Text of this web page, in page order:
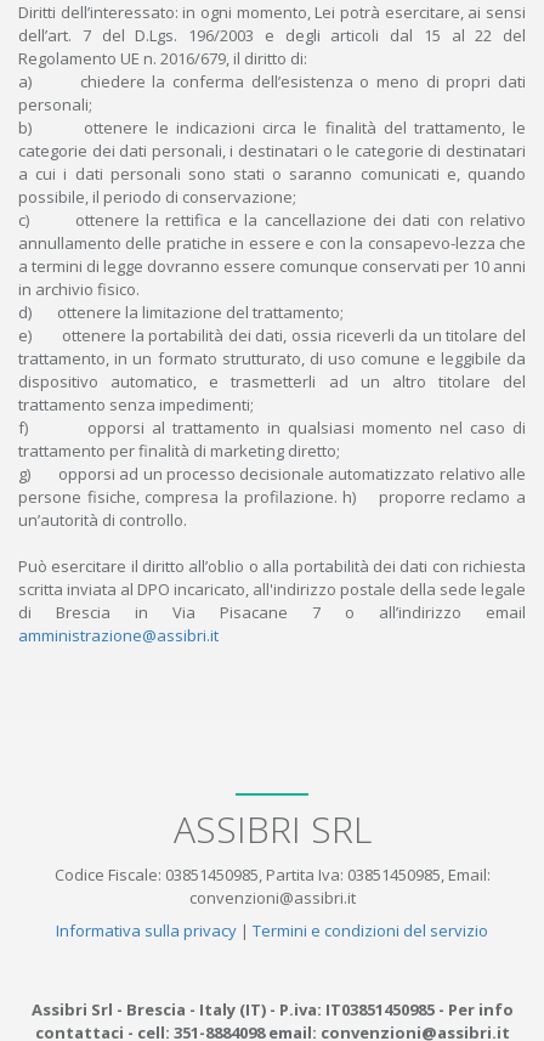
Diritti dell’interessato: in ogni momento, Lei potrà esercitare, ai sensi
dell’art. 7 del D.Lgs. 196/2003 e degli articoli dal 15 al 22 del
Regolamento UE n. 2016/679, il diritto di:
a) chiedere la conferma dell’esistenza o meno di propri dati
personali;
b) ottenere le indicazioni circa le finalità del trattamento, le
categorie dei dati personali, i destinatari o le categorie di destinatari
a cui i dati personali sono stati o saranno comunicati e, quando
possibile, il periodo di conservazione;
c) ottenere la rettifica e la cancellazione dei dati con relativo
annullamento delle pratiche in essere e con la consapevo-lezza che
a termini di legge dovranno essere comunque conservati per 10 anni
in archivio fisico.
d) ottenere la limitazione del trattamento;
e) ottenere la portabilità dei dati, ossia riceverli da un titolare del
trattamento, in un formato strutturato, di uso comune e leggibile da
dispositivo automatico, e trasmetterli ad un altro titolare del
trattamento senza impedimenti;
f) opporsi al trattamento in qualsiasi momento nel caso di
trattamento per finalità di marketing diretto;
g) opporsi ad un processo decisionale automatizzato relativo alle
persone fisiche, compresa la profilazione. h) proporre reclamo a
un’autorità di controllo.
Può esercitare il diritto all’oblio o alla portabilità dei dati con richiesta
scritta inviata al DPO incaricato, all'indirizzo postale della sede legale
di Brescia in Via Pisacane 7 o all’indirizzo email
amministrazione@assibri.it
ASSIBRI SRL
Codice Fiscale: 03851450985, Partita Iva: 03851450985, Email:
convenzioni@assibri.it
Informativa sulla privacy | Termini e condizioni del servizio
Assibri Srl - Brescia - Italy (IT) - P.iva: IT03851450985 - Per info
contattaci - cell: 351-8884098 email: convenzioni@assibri.it